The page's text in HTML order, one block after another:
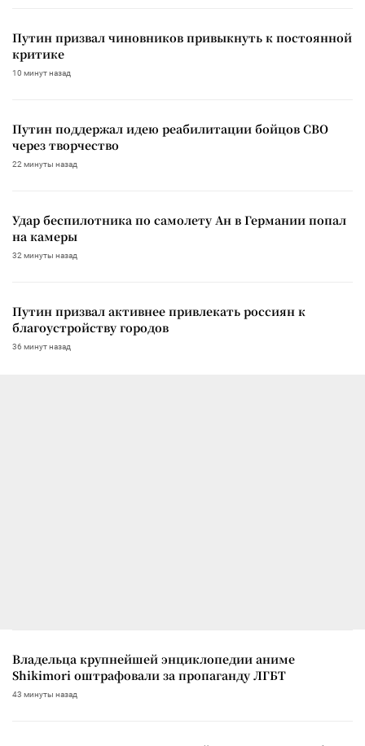
Путин призвал чиновников привыкнуть к постоянной
критике
10 минут назад
Путин поддержал идею реабилитации бойцов СВО
через творчество
22 минуты назад
Удар беспилотника по самолету Ан в Германии попал
на камеры
32 минуты назад
Путин призвал активнее привлекать россиян к
благоустройству городов
36 минут назад
Владельца крупнейшей энциклопедии аниме
Shikimori оштрафовали за пропаганду ЛГБТ
43 минуты назад